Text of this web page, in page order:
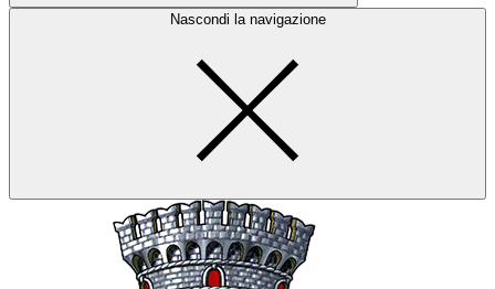
Nascondi la navigazione